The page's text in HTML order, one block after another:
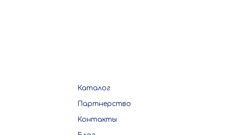
Каталог
Партнерство
Контакты